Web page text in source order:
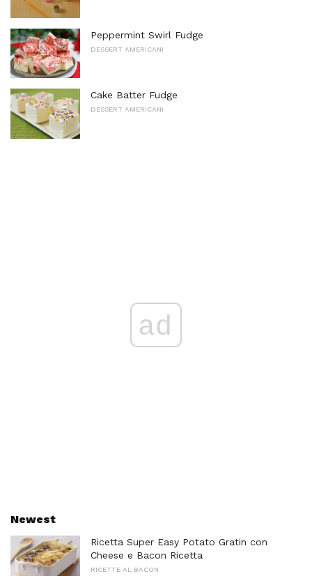
Peppermint Swirl Fudge
DESSERT AMERICANI
Cake Batter Fudge
DESSERT AMERICANI
ad
Newest
Ricetta Super Easy Potato Gratin con
Cheese e Bacon Ricetta
RICETTE AL BACON